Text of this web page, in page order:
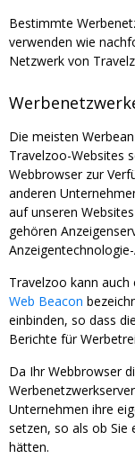
Bestimmte
verwenden wie
Netzwerk von
Die meisten
Travelzoo-Websites
Webbrowser zur
anderen
auf unseren
gehören
Travelzoo kann
Web Beacon
einbinden, so dass
Berichte für
Da Ihr Webbrowser
Unternehmen ihre
setzen, so als ob Sie
hätten.